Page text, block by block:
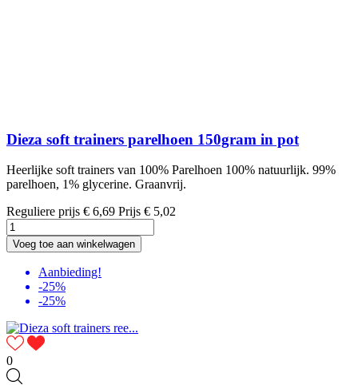
Dieza soft trainers parelhoen 150gram in pot
Heerlijke soft trainers van 100% Parelhoen 100% natuurlijk. 99%
parelhoen, 1% glycerine. Graanvrij.
Reguliere prijs € 6,69 Prijs € 5,02
Voeg toe aan winkelwagen
Aanbieding!
-25%
-25%
0